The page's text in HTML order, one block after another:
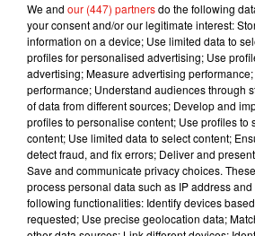
Musique
6 août 2026
Karol G dévoile la
album… avec des
We and our (447) partnersdo the following
your consent and/or our legitimate interest:
information on a device; Use limited data to
profiles for personalised advertising; Use
advertising; Measure advertising
performance; Understand audiences through
of data from different sources; Develop and
profiles to personalise content; Use profiles to
content; Use limited data to select content;
detect fraud, and fix errors; Deliver and
Save and communicate privacy choices.
process personal data such as IP address
following functionalities: Identify devices
requested; Use precise geolocation data;